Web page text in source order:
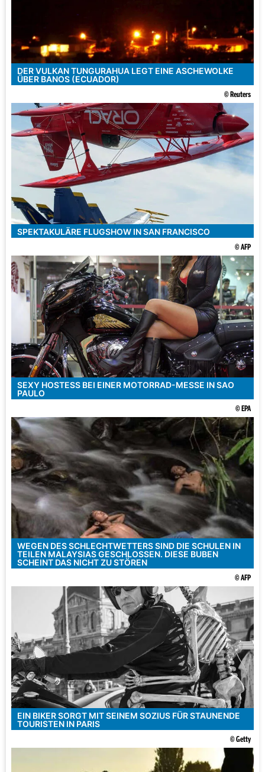
DER VULKAN TUNGURAHUA LEGT EINE ASCHEWOLKE
ÜBER BANOS (ECUADOR)
© Reuters
SPEKTAKULÄRE FLUGSHOW IN SAN FRANCISCO
© AFP
SEXY HOSTESS BEI EINER MOTORRAD-MESSE IN SAO
PAULO
© EPA
WEGEN DES SCHLECHTWETTERS SIND DIE SCHULEN IN
TEILEN MALAYSIAS GESCHLOSSEN. DIESE BUBEN
SCHEINT DAS NICHT ZU STÖREN
© AFP
EIN BIKER SORGT MIT SEINEM SOZIUS FÜR STAUNENDE
TOURISTEN IN PARIS
© Getty